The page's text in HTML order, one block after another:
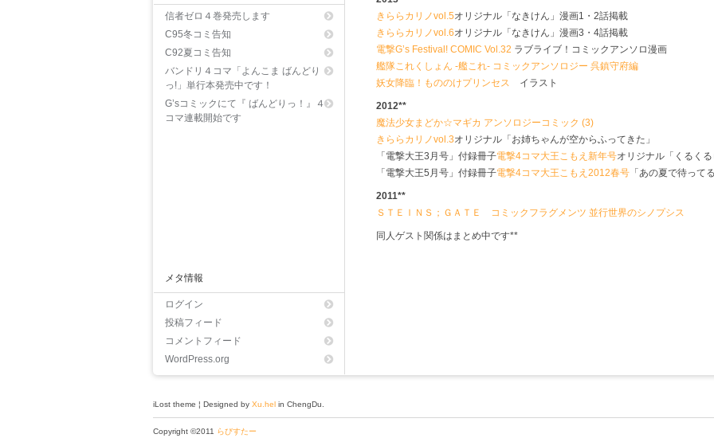
きららカリノvol.5オリジナル「なきけん」漫画1・2話掲載
きららカリノvol.6オリジナル「なきけん」漫画3・4話掲載
電撃G’s Festival! COMIC Vol.32 ラブライブ！コミックアンソロ漫画
艦隊これくしょん -艦これ- コミックアンソロジー 呉鎮守府編
妖女降臨！もののけプリンセス
イラスト
2012**
魔法少女まどか☆マギカ アンソロジーコミック (3)
きららカリノvol.3オリジナル「お姉ちゃんが空からふってきた」
「電撃大王3月号」付録冊子電撃4コマ大王こもえ新年号オリジナル「くるく
「電撃大王5月号」付録冊子電撃4コマ大王こもえ2012春号 「あの夏で待って
2011**
ＳＴＥＩＮＳ；ＧＡＴＥ コミックフラグメンツ 並行世界のシノプシス
同人ゲスト関係はまとめ中です**
信者ゼロ４巻発売します
C95冬コミ告知
C92夏コミ告知
バンドリ４コマ「よんこま ばんどり
っ!」単行本発売中です！
G’sコミックにて『 ばんどりっ！』４
コマ連載開始です
メタ情報
ログイン
投稿フィード
コメントフィード
WordPress.org
iLost theme ¦ Designed by Xu.hel in ChengDu.
Copyright ©2011 らびすたー